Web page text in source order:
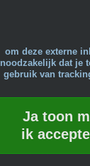
om deze externe
noodzakelijk dat je
gebruik van
Ja toon
ik